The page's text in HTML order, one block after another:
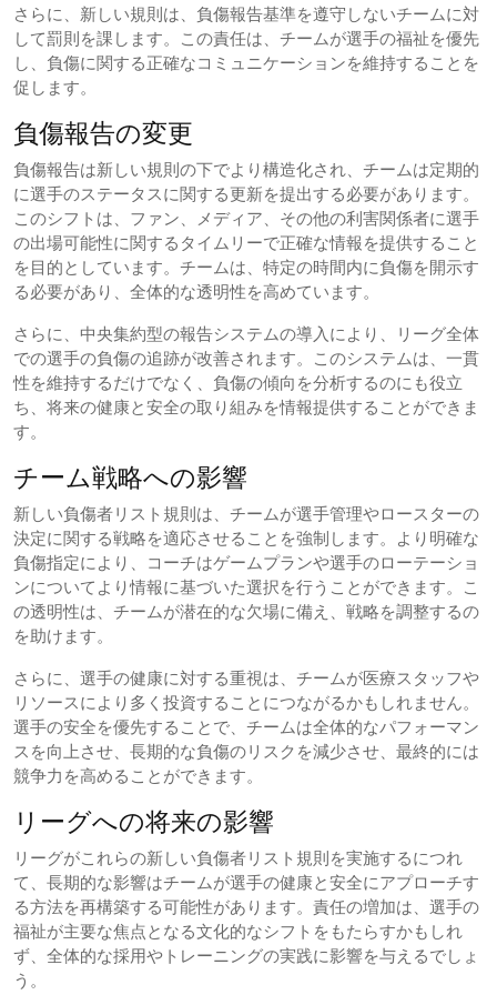
さらに、新しい規則は、負傷報告基準を遵守しないチームに対
して罰則を課します。この責任は、チームが選手の福祉を優先
し、負傷に関する正確なコミュニケーションを維持することを
促します。
負傷報告の変更
負傷報告は新しい規則の下でより構造化され、チームは定期的
に選手のステータスに関する更新を提出する必要があります。
このシフトは、ファン、メディア、その他の利害関係者に選手
の出場可能性に関するタイムリーで正確な情報を提供すること
を目的としています。チームは、特定の時間内に負傷を開示す
る必要があり、全体的な透明性を高めています。
さらに、中央集約型の報告システムの導入により、リーグ全体
での選手の負傷の追跡が改善されます。このシステムは、一貫
性を維持するだけでなく、負傷の傾向を分析するのにも役立
ち、将来の健康と安全の取り組みを情報提供することができま
す。
チーム戦略への影響
新しい負傷者リスト規則は、チームが選手管理やロースターの
決定に関する戦略を適応させることを強制します。より明確な
負傷指定により、コーチはゲームプランや選手のローテーショ
ンについてより情報に基づいた選択を行うことができます。こ
の透明性は、チームが潜在的な欠場に備え、戦略を調整するの
を助けます。
さらに、選手の健康に対する重視は、チームが医療スタッフや
リソースにより多く投資することにつながるかもしれません。
選手の安全を優先することで、チームは全体的なパフォーマン
スを向上させ、長期的な負傷のリスクを減少させ、最終的には
競争力を高めることができます。
リーグへの将来の影響
リーグがこれらの新しい負傷者リスト規則を実施するにつれ
て、長期的な影響はチームが選手の健康と安全にアプローチす
る方法を再構築する可能性があります。責任の増加は、選手の
福祉が主要な焦点となる文化的なシフトをもたらすかもしれ
ず、全体的な採用やトレーニングの実践に影響を与えるでしょ
う。